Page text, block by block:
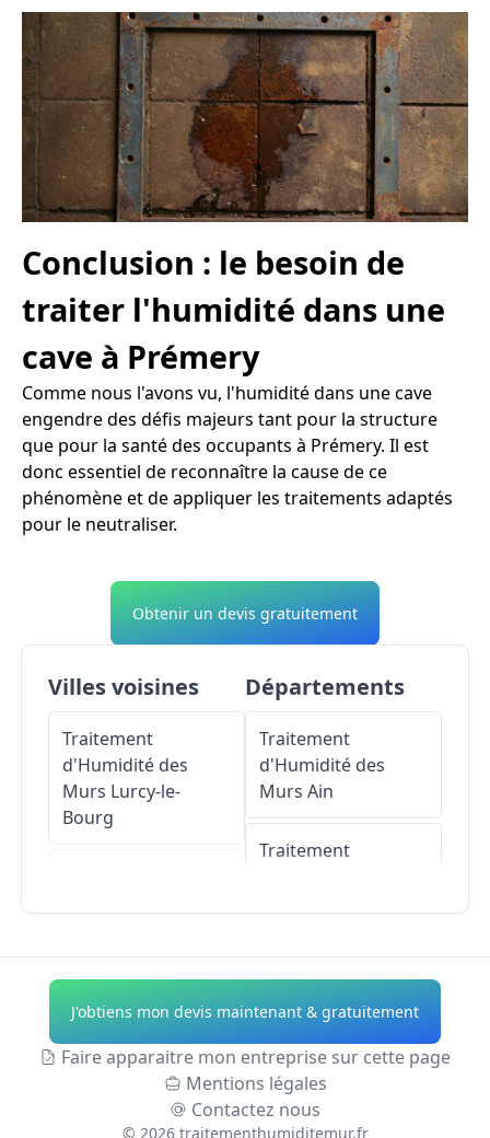
Conclusion : le besoin de
traiter l'humidité dans une
cave à Prémery
Comme nous l'avons vu, l'humidité dans une cave
engendre des défis majeurs tant pour la structure
que pour la santé des occupants à Prémery. Il est
donc essentiel de reconnaître la cause de ce
phénomène et de appliquer les traitements adaptés
pour le neutraliser.
Obtenir un devis gratuitement
Villes voisines
Traitement
d'Humidité des
Murs Lurcy-le-
Bourg
Traitement
d'Humidité des
MursNolay
d'Humidité des
Départements
Traitement
d'Humidité des
Murs Ain
Traitement
Traitement
d'Humidité des
Murs Allier
Traitement
d'Humidité des
MursAlpes-de-
J'obtiens mon devis maintenant & gratuitement
Faire apparaitre mon entreprise sur cette page
Mentions légales
Contactez nous
© 2026 traitementhumiditemur.fr